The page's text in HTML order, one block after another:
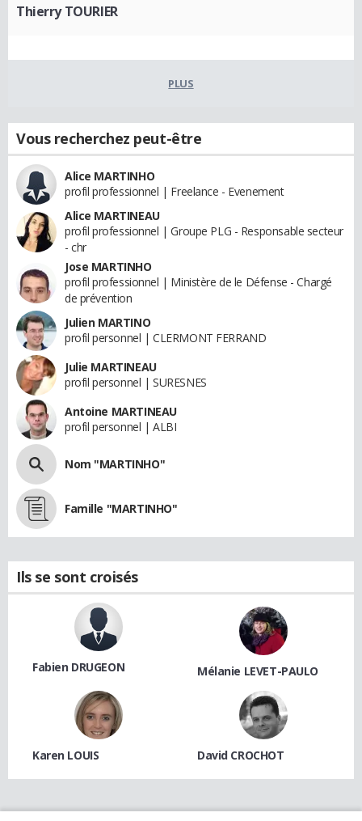
Thierry TOURIER
PLUS
Vous recherchez peut-être
Alice MARTINHO
profil professionnel | Freelance - Evenement
Alice MARTINEAU
profil professionnel | Groupe PLG - Responsable secteur
- chr
Jose MARTINHO
profil professionnel | Ministère de le Défense - Chargé
de prévention
Julien MARTINO
profil personnel | CLERMONT FERRAND
Julie MARTINEAU
profil personnel | SURESNES
Antoine MARTINEAU
profil personnel | ALBI
Nom "MARTINHO"
Famille "MARTINHO"
Ils se sont croisés
Fabien DRUGEON Mélanie LEVET-PAULO
Karen LOUIS David CROCHOT